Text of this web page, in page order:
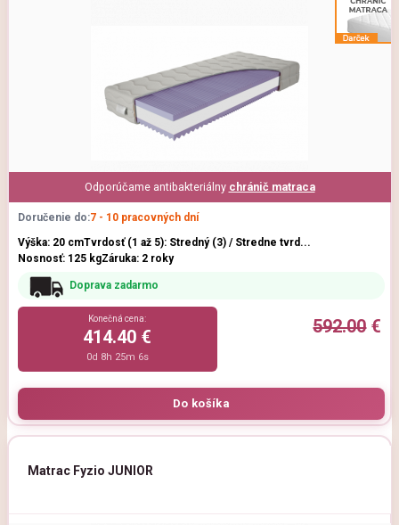
Odporúčame antibakteriálny chránič matraca
Doručenie do:7 - 10 pracovných dní
Výška: 20 cmTvrdosť (1 až 5): Stredný (3) / Stredne tvrd...
Nosnosť: 125 kgZáruka: 2 roky
Doprava zadarmo
592.00€
Konečná cena:
414.40 €
0d 8h 25m 5s
Matrac Fyzio JUNIOR